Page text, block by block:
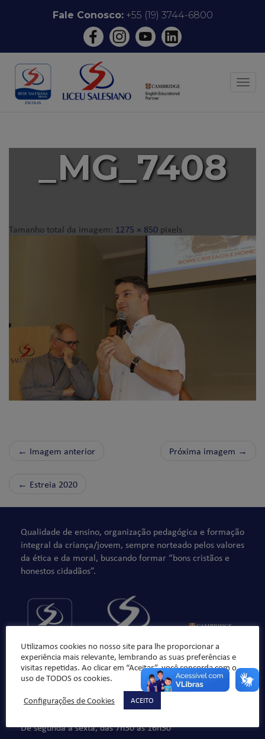
conteúdo
Fale Conosco:+55 (19) 3744-6800
_MG_7408
Tamanho total da imagem: 1275 × 850 pixels
← Imagem anterior Próxima imagem →
← Estreia 2020
Qualidade de ensino, organização pedagógica e formação
integral da criança/jovem, sempre norteado pelos valores
da ética e da moral, buscando formar “bons cristãos e
honestos cidadãos”.
Fale Conosco
De segunda à sexta, das 7h30 às 16h30
Utilizamos cookies no nosso site para lhe proporcionar a
experiência mais relevante, lembrando as suas preferências e
visitas repetidas. Ao clicar em “Aceitar”, você concorda com o
uso de TODOS os cookies.
Configurações de Cookies
ACEITO